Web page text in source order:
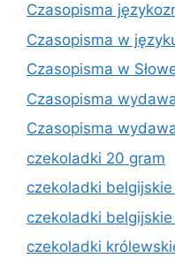
Czasopisma
Czasopisma w
Czasopisma w
Czasopisma
Czasopisma
czekoladki 20 gram
czekoladki
czekoladki
czekoladki